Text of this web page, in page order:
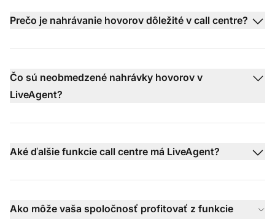
Prečo je nahrávanie hovorov dôležité v call centre?
Čo sú neobmedzené nahrávky hovorov v
LiveAgent?
Aké ďalšie funkcie call centre má LiveAgent?
Ako môže vaša spoločnosť profitovať z funkcie